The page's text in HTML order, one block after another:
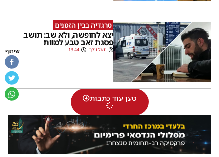
טרגדיה בבין הזמנים
יצא לחופשה, ולא שב: תושב
פסגת זאב טבע למוות
יואל וולך 13:44
טען עוד כתבות
שיתוף